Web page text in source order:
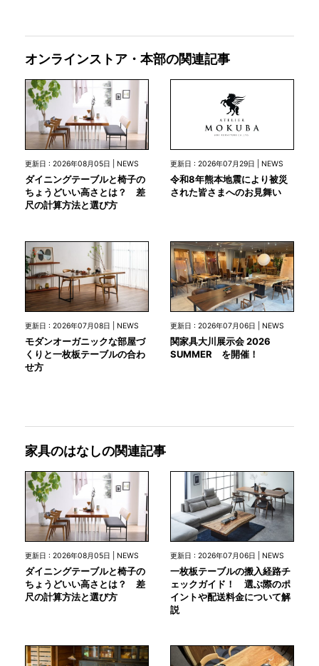
オンラインストア・本部の関連記事
更新日 : 2026年08月05日 | NEWS
ダイニングテーブルと椅子の
ちょうどいい高さとは？ 差
尺の計算方法と選び方
更新日 : 2026年07月29日 | NEWS
令和8年熊本地震により被災
された皆さまへのお見舞い
更新日 : 2026年07月08日 | NEWS
モダンオーガニックな部屋づ
くりと一枚板テーブルの合わ
せ方
更新日 : 2026年07月06日 | NEWS
関家具大川展示会 2026
SUMMER を開催！
家具のはなしの関連記事
更新日 : 2026年08月05日 | NEWS
ダイニングテーブルと椅子の
ちょうどいい高さとは？ 差
尺の計算方法と選び方
更新日 : 2026年07月06日 | NEWS
一枚板テーブルの搬入経路チ
ェックガイド！ 選ぶ際のポ
イントや配送料金について解
説